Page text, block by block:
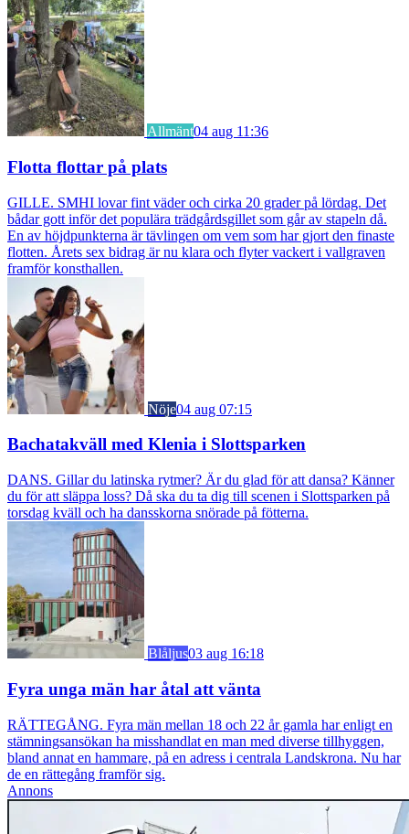
Allmänt04 aug 11:36
Flotta flottar på plats
GILLE. SMHI lovar fint väder och cirka 20 grader på lördag. Det
bådar gott inför det populära trädgårdsgillet som går av stapeln då.
En av höjdpunkterna är tävlingen om vem som har gjort den finaste
flotten. Årets sex bidrag är nu klara och flyter vackert i vallgraven
framför konsthallen.
Nöje04 aug 07:15
Bachatakväll med Klenia i Slottsparken
DANS. Gillar du latinska rytmer? Är du glad för att dansa? Känner
du för att släppa loss? Då ska du ta dig till scenen i Slottsparken på
torsdag kväll och ha dansskorna snörade på fötterna.
Blåljus03 aug 16:18
Fyra unga män har åtal att vänta
RÄTTEGÅNG. Fyra män mellan 18 och 22 år gamla har enligt en
stämningsansökan ha misshandlat en man med diverse tillhyggen,
bland annat en hammare, på en adress i centrala Landskrona. Nu har
de en rättegång framför sig.
Annons